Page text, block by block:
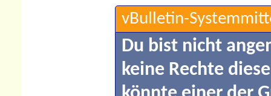
vBulletin-
Du bist nicht
keine Rechte